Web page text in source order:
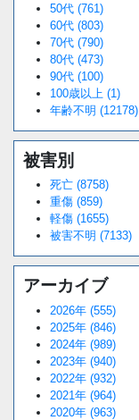
50代 (761)
60代 (803)
70代 (790)
80代 (473)
90代 (100)
100歳以上 (1)
年齢不明 (12178)
被害別
死亡 (8758)
重傷 (859)
軽傷 (1655)
被害不明 (7133)
アーカイブ
2026年 (555)
2025年 (846)
2024年 (989)
2023年 (940)
2022年 (932)
2021年 (964)
2020年 (963)